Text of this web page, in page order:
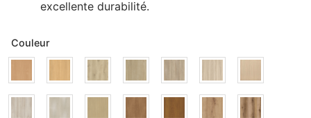
excellente durabilité.
Couleur